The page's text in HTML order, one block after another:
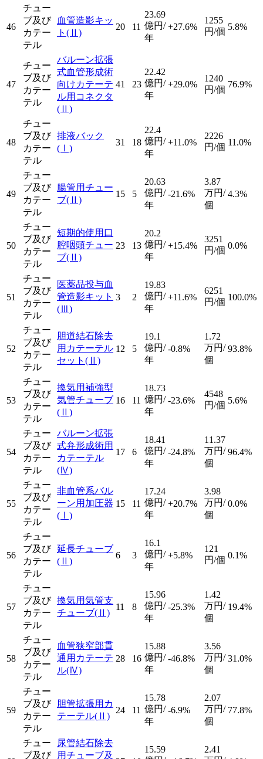
46
チュー
ブ及び
カテー
テル
血管造影キッ
ト (Ⅱ)
20 11
23.69
億円/
年
+27.6%
1255
円/個 5.8%
47
チュー
ブ及び
カテー
テル
バルーン拡張
式血管形成術
向けカテーテ
ル用コネクタ
(Ⅱ)
41 23
22.42
億円/
年
+29.0%
1240
円/個
76.9%
48
チュー
ブ及び
カテー
テル
排液バック
(Ⅰ)
31 18
22.4
億円/
年
+11.0%
2226
円/個 11.0%
49
チュー
ブ及び
カテー
テル
腸管用チュー
ブ(Ⅱ)
15 5
20.63
億円/
年
-21.6%
3.87
万円/
個
4.3%
50
チュー
ブ及び
カテー
テル
短期的使用口
腔咽頭チュー
ブ(Ⅱ)
23 13
20.2
億円/
年
+15.4%
3251
円/個 0.0%
51
チュー
ブ及び
カテー
テル
医薬品投与血
管造影キット
(Ⅲ)
3 2
19.83
億円/
年
+11.6%
6251
円/個 100.0%
52
チュー
ブ及び
カテー
テル
胆道結石除去
用カテーテル
セット (Ⅱ)
12 5
19.1
億円/
年
-0.8%
1.72
万円/
個
93.8%
53
チュー
ブ及び
カテー
テル
換気用補強型
気管チューブ
(Ⅱ)
16 11
18.73
億円/
年
-23.6%
4548
円/個 5.6%
54
チュー
ブ及び
カテー
テル
バルーン拡張
式弁形成術用
カテーテル
(Ⅳ)
17 6
18.41
億円/
年
-24.8%
11.37
万円/
個
96.4%
55
チュー
ブ及び
カテー
テル
非血管系バル
ーン用加圧器
(Ⅰ)
15 11
17.24
億円/
年
+20.7%
3.98
万円/
個
0.0%
56
チュー
ブ及び
カテー
テル
延長チューブ
(Ⅱ)
6 3
16.1
億円/
年
+5.8%
121
円/個 0.1%
57
チュー
ブ及び
カテー
テル
換気用気管支
チューブ(Ⅱ)
11 8
15.96
億円/
年
-25.3%
1.42
万円/
個
19.4%
58
チュー
ブ及び
カテー
テル
血管狭窄部貫
通用カテーテ
ル(Ⅳ)
28 16
15.88
億円/
年
-46.8%
3.56
万円/
個
31.0%
59
チュー
ブ及び
カテー
テル
胆管拡張用カ
テーテル(Ⅱ)
24 11
15.78
億円/
年
-6.9%
2.07
万円/
個
77.8%
チュー
ブ及び
尿管結石除去
用チューブ及
15.59
2.41